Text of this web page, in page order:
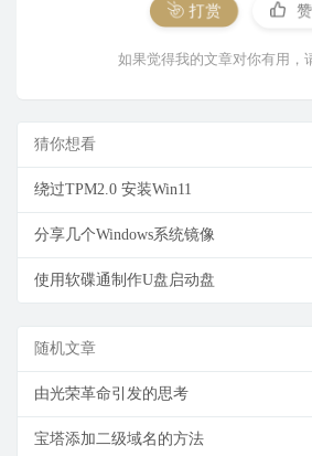
打赏 赞
如果觉得我的文章对你有用，
猜你想看
绕过TPM2.0 安装Win11
分享几个Windows系统镜像
使用软碟通制作U盘启动盘
随机文章
由光荣革命引发的思考
宝塔添加二级域名的方法